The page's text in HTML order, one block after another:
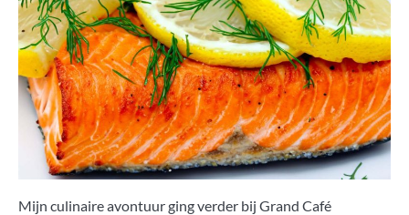
Mijn culinaire avontuur ging verder bij Grand Café